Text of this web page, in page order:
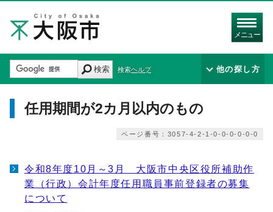
メニュー
検索 検索ヘルプ 他の探し方
任用期間が2カ月以内のもの
ページ番号：3057-4-2-1-0-0-0-0-0-0
令和8年度10月～3月 大阪市中央区役所補助作
業（行政）会計年度任用職員事前登録者の募集
について